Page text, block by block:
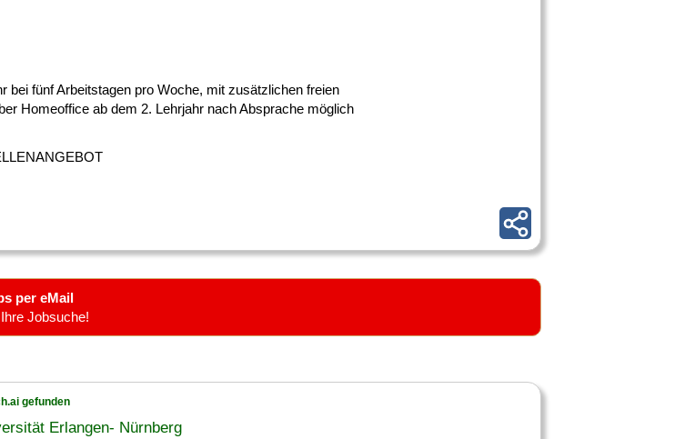
bei fünf Arbeitstagen pro Woche, mit zusätzlichen freien
Homeoffice ab dem 2. Lehrjahr nach Absprache möglich
per eMail
Jobsuche!
gefunden
Erlangen- Nürnberg